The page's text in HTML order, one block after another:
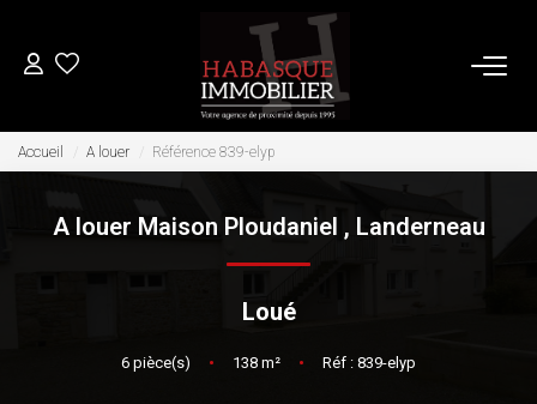
ACHETER
LOUER
VENDRE
Estimation
Accueil A louer Référence 839-elyp
A louer Maison Ploudaniel , Landerneau
Loué
6 pièce(s) • 138 m² • Réf : 839-elyp